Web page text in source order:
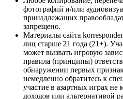
фотографий и/или
принадлежащих
запрещено.
Материалы сайта
лиц старше 21 года (21+).
может вызвать игровую
правила (принципы)
обнаружении первых
немедленно обратитесь к
участие в азартных играх не
доходов или альтернативой